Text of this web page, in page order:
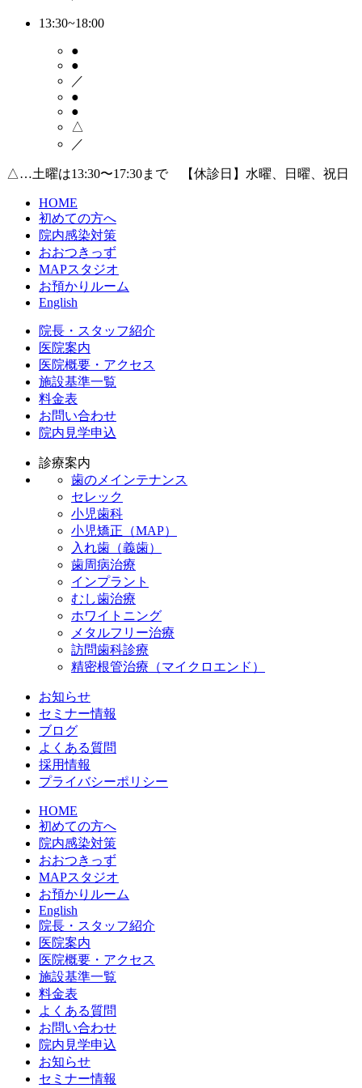
13:30~18:00
●
●
／
●
●
△
／
△…土曜は13:30〜17:30まで 【休診日】水曜、日曜、祝日
HOME
初めての方へ
院内感染対策
おおつきっず
MAPスタジオ
お預かりルーム
English
院長・スタッフ紹介
医院案内
医院概要・アクセス
施設基準一覧
料金表
お問い合わせ
院内見学申込
診療案内
歯のメインテナンス
セレック
小児歯科
小児矯正（MAP）
入れ歯（義歯）
歯周病治療
インプラント
むし歯治療
ホワイトニング
メタルフリー治療
訪問歯科診療
精密根管治療（マイクロエンド）
お知らせ
セミナー情報
ブログ
よくある質問
採用情報
プライバシーポリシー
HOME
初めての方へ
院内感染対策
おおつきっず
MAPスタジオ
お預かりルーム
English
院長・スタッフ紹介
医院案内
医院概要・アクセス
施設基準一覧
料金表
よくある質問
お問い合わせ
院内見学申込
お知らせ
セミナー情報